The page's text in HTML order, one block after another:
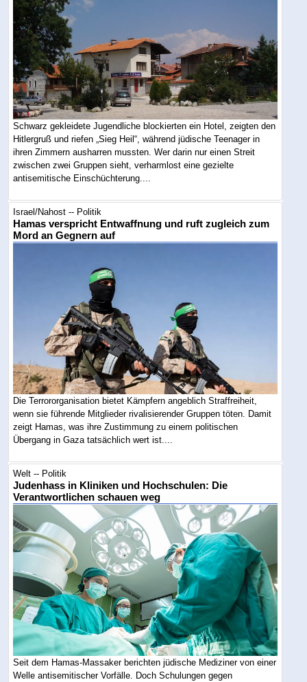
Schwarz gekleidete Jugendliche blockierten ein Hotel, zeigten den
Hitlergruß und riefen „Sieg Heil“, während jüdische Teenager in
ihren Zimmern ausharren mussten. Wer darin nur einen Streit
zwischen zwei Gruppen sieht, verharmlost eine gezielte
antisemitische Einschüchterung....
Israel/Nahost -- Politik
Hamas verspricht Entwaffnung und ruft zugleich zum
Mord an Gegnern auf
Die Terrororganisation bietet Kämpfern angeblich Straffreiheit,
wenn sie führende Mitglieder rivalisierender Gruppen töten. Damit
zeigt Hamas, was ihre Zustimmung zu einem politischen
Übergang in Gaza tatsächlich wert ist....
Welt -- Politik
Judenhass in Kliniken und Hochschulen: Die
Verantwortlichen schauen weg
Seit dem Hamas-Massaker berichten jüdische Mediziner von einer
Welle antisemitischer Vorfälle. Doch Schulungen gegen